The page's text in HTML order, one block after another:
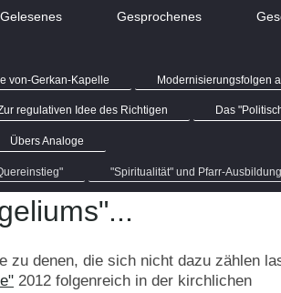
Gelesenes Gesprochenes
von-Gerkan-Kapelle Modernisierungsfolgen
regulativen Idee des Richtigen Das
Übers Analoge
"Spiritualität" und Pfarr-Ausbildung
zu denen, die sich nicht dazu zählen
2012 folgenreich in der kirchlichen